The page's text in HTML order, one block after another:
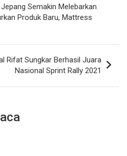
Semakin Melebarkan
Produk Baru, Mattress
Rifat Sungkar Berhasil Juara
Nasional Sprint Rally 2021